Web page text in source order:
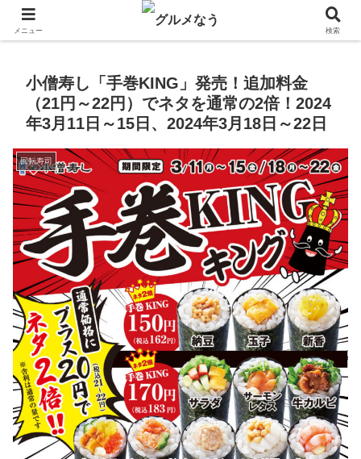
飲食店キャンペーン・食品飲料お菓子新発売のグルメニュース。
小僧寿し「手巻KING」発売！追加料金
（21円～22円）でネタを通常の2倍！2024
年3月11日～15日、2024年3月18日～22日
回転寿司
メニュー 検索